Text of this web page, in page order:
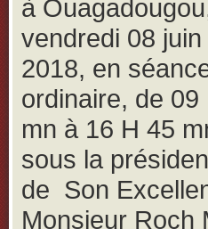
à
vendredi 08 juin
2018, en
ordinaire, de 09
mn à 16 H 45
sous la
de Son
Monsieur Roch